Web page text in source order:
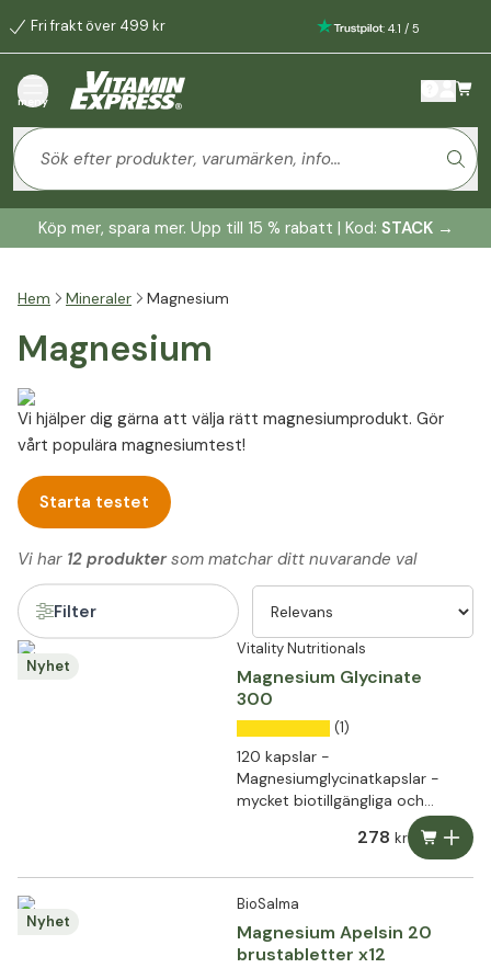
Fri frakt över 499 kr : 4.1 / 5
meny
Köp mer, spara mer. Upp till 15 % rabatt | Kod: STACK→
Hem Mineraler Magnesium
Magnesium
Vi hjälper dig gärna att välja rätt magnesiumprodukt. Gör
vårt populära magnesiumtest!
Starta testet
Vi har 12 produktersom matchar ditt nuvarande val
Filter
Nyhet
Vitality Nutritionals
Magnesium Glycinate
300
(1)
120 kapslar -
Magnesiumglycinatkapslar -
mycket biotillgängliga och
278 kr
Nyhet
BioSalma
Magnesium Apelsin 20
brustabletter x12